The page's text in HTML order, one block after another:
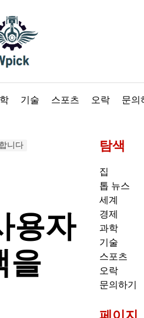
기술 스포츠 오락 문의
니다
용자
을
탐색
집
톱 뉴스
세계
경제
과학
기술
스포츠
오락
문의하기